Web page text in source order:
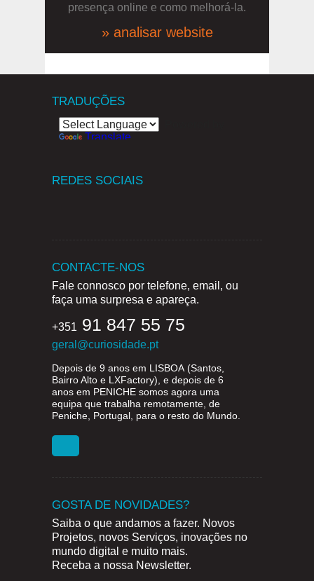
presença online e como melhorá-la.
» analisar website
TRADUÇÕES
Translate
REDES SOCIAIS
CONTACTE-NOS
Fale connosco por telefone, email, ou
faça uma surpresa e apareça.
+351 91 847 55 75
geral@curiosidade.pt
Depois de 9 anos em LISBOA (Santos,
Bairro Alto e LXFactory), e depois de 6
anos em PENICHE somos agora uma
equipa que trabalha remotamente, de
Peniche, Portugal, para o resto do Mundo.
GOSTA DE NOVIDADES?
Saiba o que andamos a fazer. Novos
Projetos, novos Serviços, inovações no
mundo digital e muito mais.
Receba a nossa Newsletter.